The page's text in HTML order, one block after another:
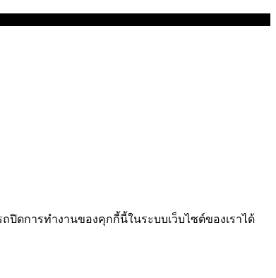
ดการทำงานของคุกกี้นี้ในระบบเว็บไซต์ของเราได้